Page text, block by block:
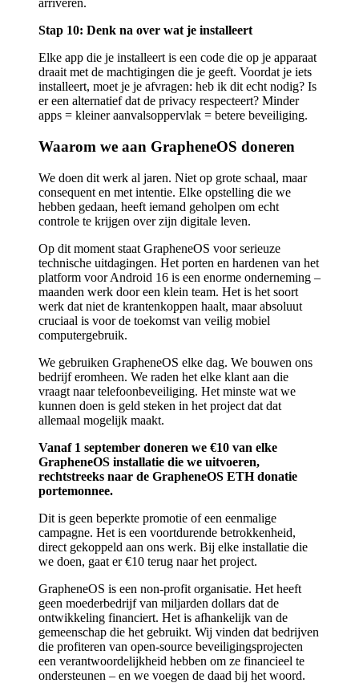
arriveren.
Stap 10: Denk na over wat je installeert
Elke app die je installeert is een code die op je apparaat
draait met de machtigingen die je geeft. Voordat je iets
installeert, moet je je afvragen: heb ik dit echt nodig? Is
er een alternatief dat de privacy respecteert? Minder
apps = kleiner aanvalsoppervlak = betere beveiliging.
Waarom we aan GrapheneOS doneren
We doen dit werk al jaren. Niet op grote schaal, maar
consequent en met intentie. Elke opstelling die we
hebben gedaan, heeft iemand geholpen om echt
controle te krijgen over zijn digitale leven.
Op dit moment staat GrapheneOS voor serieuze
technische uitdagingen. Het porten en hardenen van het
platform voor Android 16 is een enorme onderneming –
maanden werk door een klein team. Het is het soort
werk dat niet de krantenkoppen haalt, maar absoluut
cruciaal is voor de toekomst van veilig mobiel
computergebruik.
We gebruiken GrapheneOS elke dag. We bouwen ons
bedrijf eromheen. We raden het elke klant aan die
vraagt naar telefoonbeveiliging. Het minste wat we
kunnen doen is geld steken in het project dat dat
allemaal mogelijk maakt.
Vanaf 1 september doneren we €10 van elke
GrapheneOS installatie die we uitvoeren,
rechtstreeks naar de GrapheneOS ETH donatie
portemonnee.
Dit is geen beperkte promotie of een eenmalige
campagne. Het is een voortdurende betrokkenheid,
direct gekoppeld aan ons werk. Bij elke installatie die
we doen, gaat er €10 terug naar het project.
GrapheneOS is een non-profit organisatie. Het heeft
geen moederbedrijf van miljarden dollars dat de
ontwikkeling financiert. Het is afhankelijk van de
gemeenschap die het gebruikt. Wij vinden dat bedrijven
die profiteren van open-source beveiligingsprojecten
een verantwoordelijkheid hebben om ze financieel te
ondersteunen – en we voegen de daad bij het woord.